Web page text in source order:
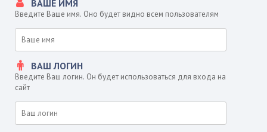
ВАШЕ ИМЯ
Введите Ваше имя. Оно будет видно всем пользователям
ВАШ ЛОГИН
Введите Ваш логин. Он будет использоваться для входа на
сайт